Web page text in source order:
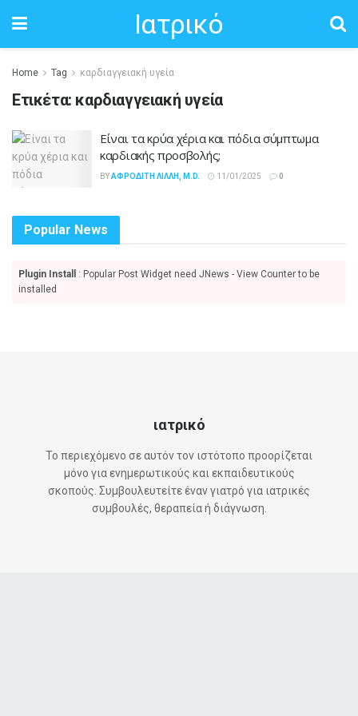
Ιατρικό
Home Tag καρδιαγγειακή υγεία
Ετικέτα: καρδιαγγειακή υγεία
Είναι τα κρύα χέρια και πόδια σύμπτωμα
καρδιακής προσβολής;
BYΑΦΡΟΔΊΤΗ ΛΙΛΛΉ, M.D. 11/01/2025 0
Popular News
Plugin Install
: Popular Post Widget need JNews - View Counter to be
installed
ιατρικό
Το περιεχόμενο σε αυτόν τον ιστότοπο προορίζεται
μόνο για ενημερωτικούς και εκπαιδευτικούς
σκοπούς. Συμβουλευτείτε έναν γιατρό για ιατρικές
συμβουλές, θεραπεία ή διάγνωση.